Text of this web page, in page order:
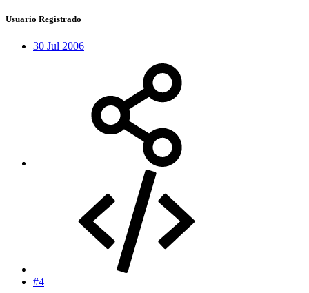
Usuario Registrado
30 Jul 2006
#4